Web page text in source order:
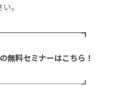
。
無料セミナーはこちら！